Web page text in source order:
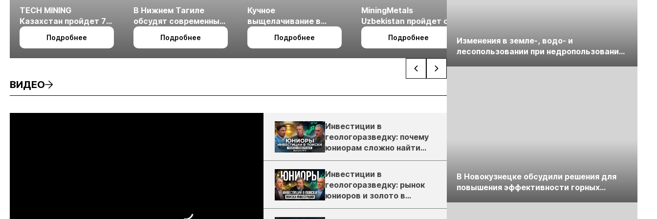
TECH MINING
Казахстан пройдет 7
октября в Алматы
Подробнее
В Нижнем Тагиле
обсудят современные
технологии
измельчения
Подробнее
Кучное
выщелачивание в
холодном климате
Подробнее
MiningMetals
Uzbekistan пройдет с
27 по 29 октября в г.
Ташкент
Подробнее Подробнее
2026
ВИДЕО
Инвестиции в
геологоразведку: почему
юниорам сложно найти
деньги
Инвестиции в
геологоразведку: рынок
юниоров и золото в
России
Изменения в земле-, водо- и
лесопользовании при недропользовании
В Новокузнецке обсудили решения для
повышения эффективности горных